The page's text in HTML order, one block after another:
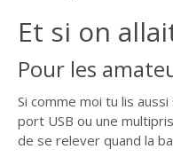
Et si on
Pour les
Si comme moi tu lis
port USB ou une
de se relever quand la